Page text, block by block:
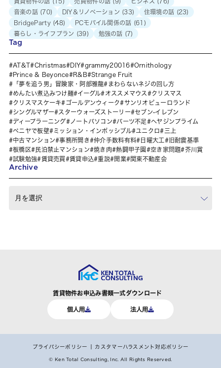
賃貸物件の話 (15) 売買物件の話 (9) ビジネス (76)
音楽の話(70) DIY＆リノベーション (33) 住環境の話 (23)
BridgeParty(48) PCモバイル関係の話 (61)
暮らし・ライフプラン (39) 勉強の話 (7)
Tag
AT&T Christmas DIY grammy20016
Ornithology
Prince & Beyonce
R&B
Strange Fruit
「夢を追う男」冒険家・阿部雅龍
まわらないネジの回し方
めんたい煮込みつけ麺
イーグル オススメマウス
クリスマス
クリスマスケーキ
ゴールデンウィーク
サンリオピューロランド
シングルマザー
スターウォーズストーリー
セブン-イレブン
ディープラーニング
ノートパソコン パーツ不足
ヘヤジンプライム
ベニヤで板壁
ミッション・インポッシブル ユニクロ
三上
中古マンション
事務所開き 仲介手数料有料 日曜大工
旧耐震基準
板橋区
民泊禁止マンション 焼き肉 熱闘甲子園 空き家問題
芥川賞
試験勉強
賃貸売買 賃貸申込 重説 開業 関東不動産会
Archive
賃貸物件お申込み書類一式ダウンロード
個人用 法人用
プライバシーポリシー カスタマーハラスメント対応ポリシー
© Ken Total Consulting, Inc. All Rights Reserved.